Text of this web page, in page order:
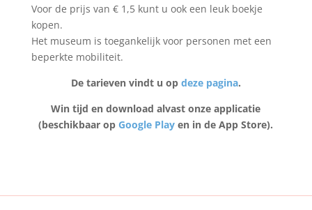
Voor de prijs van € 1,5 kunt u ook een leuk boekje
kopen.
Het museum is toegankelijk voor personen met een
beperkte mobiliteit.
De tarieven vindt u opdeze pagina.
Win tijd en download alvast onze applicatie
(beschikbaar op Google Play en in de App Store).